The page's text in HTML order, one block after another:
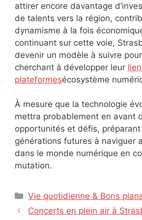
attirer encore davantage
de talents vers la région,
dynamisme à la fois
continuant sur cette voie,
devenir un modèle à suivre
cherchant à développer leur
plateformesécosystème
À mesure que la technologie
mettra probablement en avant
opportunités et défis, préparant
générations futures à naviguer
dans le monde numérique en
mutation.
Catégories
Vie quotidienne & Bons
Concerts en plein air à